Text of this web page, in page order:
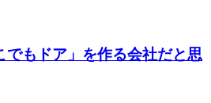
でもドア」を作る会社だと思